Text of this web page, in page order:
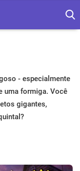
- especialmente
uma formiga. Você
gigantes,